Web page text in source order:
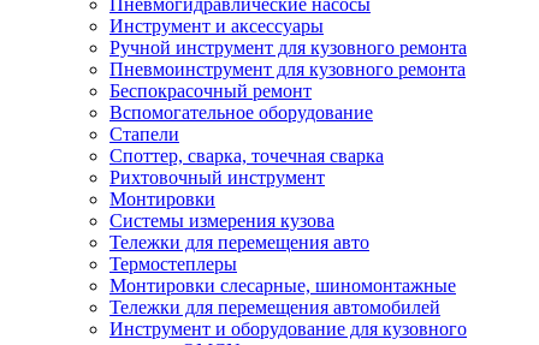
Пневмогидравлические насосы
Инструмент и аксессуары
Ручной инструмент для кузовного ремонта
Пневмоинструмент для кузовного ремонта
Беспокрасочный ремонт
Вспомогательное оборудование
Стапели
Споттер, сварка, точечная сварка
Рихтовочный инструмент
Монтировки
Системы измерения кузова
Тележки для перемещения авто
Термостеплеры
Монтировки слесарные, шиномонтажные
Тележки для перемещения автомобилей
Инструмент и оборудование для кузовного